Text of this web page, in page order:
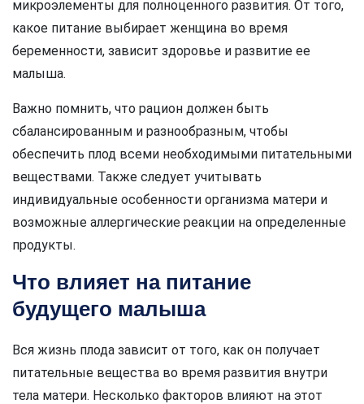
микроэлементы для полноценного развития. От того,
какое питание выбирает женщина во время
беременности, зависит здоровье и развитие ее
малыша.
Важно помнить, что рацион должен быть
сбалансированным и разнообразным, чтобы
обеспечить плод всеми необходимыми питательными
веществами. Также следует учитывать
индивидуальные особенности организма матери и
возможные аллергические реакции на определенные
продукты.
Что влияет на питание
будущего малыша
Вся жизнь плода зависит от того, как он получает
питательные вещества во время развития внутри
тела матери. Несколько факторов влияют на этот